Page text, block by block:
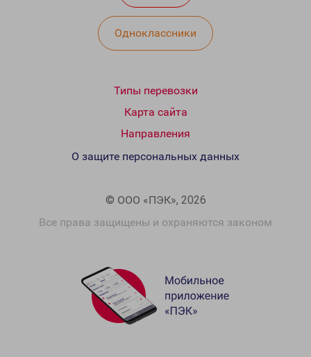
Одноклассники
Типы перевозки
Карта сайта
Направления
© ООО «ПЭК», 2026
Все права защищены и охраняются законом
О защите персональных данных